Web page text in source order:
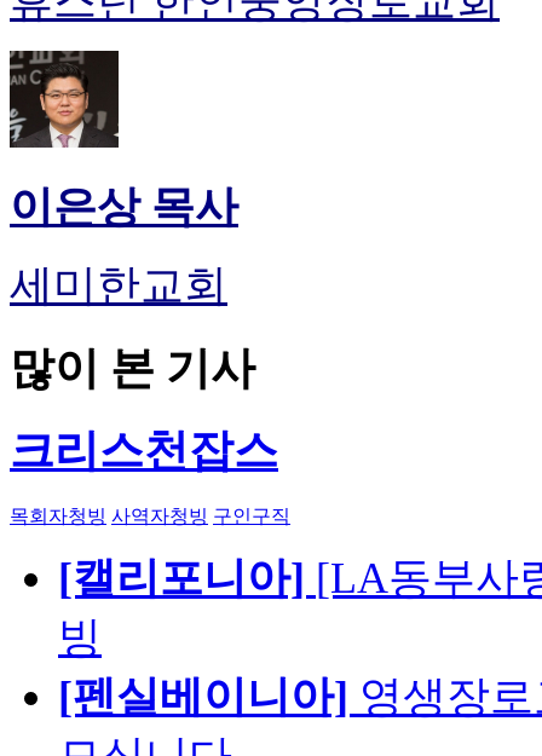
이은상 목사
세미한교회
많이 본 기사
크리스천잡스
목회자청빙 사역자청빙 구인구직
[캘리포니아] [LA동부사
빙
[펜실베이니아] 영생장